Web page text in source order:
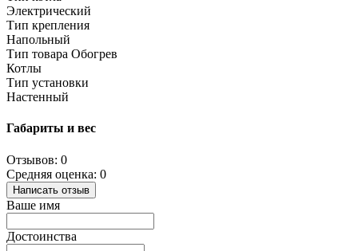
Электрический
Тип крепления
Напольный
Тип товара Обогрев
Котлы
Тип установки
Настенный
Габариты и вес
Отзывов: 0
Средняя оценка: 0
Написать отзыв
Ваше имя
Достоинства